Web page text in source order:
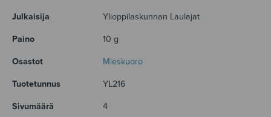
Julkaisija Ylioppilaskunnan Laulajat
Paino 10 g
Osastot Mieskuoro
Tuotetunnus YL216
Sivumäärä 4